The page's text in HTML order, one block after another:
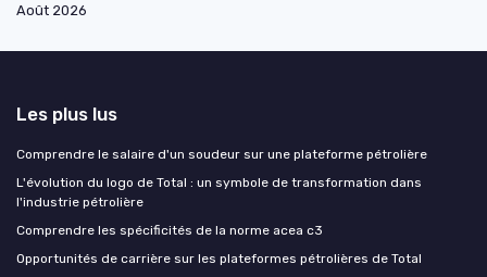
Août 2026
Les plus lus
Comprendre le salaire d'un soudeur sur une plateforme pétrolière
L'évolution du logo de Total : un symbole de transformation dans
l'industrie pétrolière
Comprendre les spécificités de la norme acea c3
Opportunités de carrière sur les plateformes pétrolières de Total